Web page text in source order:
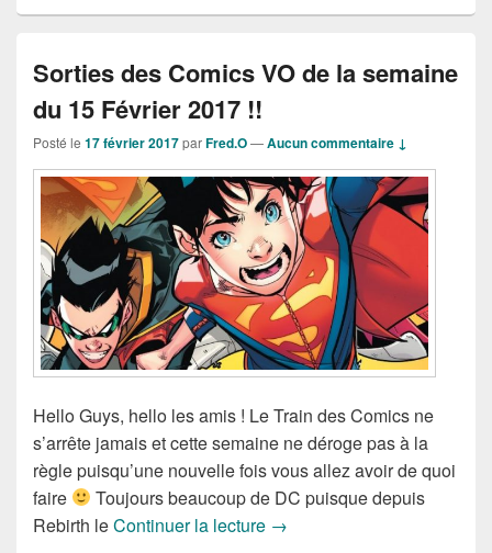
Sorties des Comics VO de la semaine
du 15 Février 2017 !!
Posté le 17 février 2017parFred.O—Aucun commentaire ↓
Hello Guys, hello les amis ! Le Train des Comics ne
s’arrête jamais et cette semaine ne déroge pas à la
règle puisqu’une nouvelle fois vous allez avoir de quoi
faire
Toujours beaucoup de DC puisque depuis
Rebirth leContinuer la lecture Sorties des Comics VO de
→